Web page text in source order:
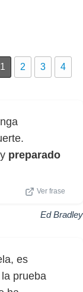
1 2 3 4
preparado
Ver frase
Ed Bradley
es
prueba